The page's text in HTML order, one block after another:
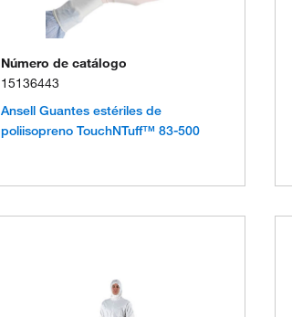
Número de catálogo
15136443
Ansell Guantes estériles de
poliisopreno TouchNTuff™ 83-500